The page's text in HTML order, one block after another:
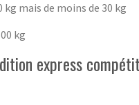
kg mais de moins de 30 kg
kg
express